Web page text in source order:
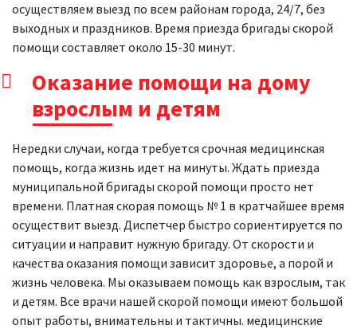
осуществляем выезд по всем районам города, 24/7, без
выходных и праздников. Время приезда бригады скорой
помощи составляет около 15-30 минут.
Оказание помощи на дому
взрослым и детям
Нередки случаи, когда требуется срочная медицинская
помощь, когда жизнь идет на минуты. Ждать приезда
муниципальной бригады скорой помощи просто нет
времени. Платная скорая помощь № 1 в кратчайшее время
осуществит выезд. Диспетчер быстро сориентируется по
ситуации и направит нужную бригаду. От скорости и
качества оказания помощи зависит здоровье, а порой и
жизнь человека. Мы оказываем помощь как взрослым, так
и детям. Все врачи нашей скорой помощи имеют большой
опыт работы, внимательны и тактичны. медицинские